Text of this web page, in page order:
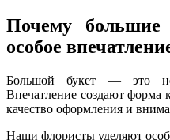
Почему большие
особое
Большой букет — это не
Впечатление создают форма
качество оформления и
Наши флористы уделяют